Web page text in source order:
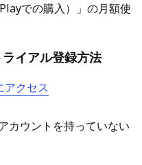
での購入）」の月額使
イアル登録方法
クセス
カウントを持っていない